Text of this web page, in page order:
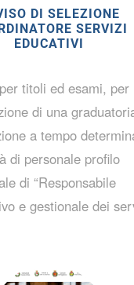
DI SELEZIONE
SERVIZI
EDUCATIVI
titoli ed esami, per
di una
a tempo
di personale profilo
di “Responsabile
e gestionale dei